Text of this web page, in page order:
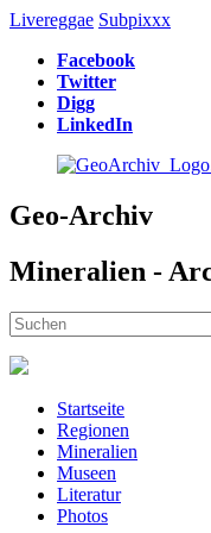
Livereggae Subpixxx
Facebook
Twitter
Digg
LinkedIn
Geo-Archiv
Mineralien -
Startseite
Regionen
Mineralien
Museen
Literatur
Photos